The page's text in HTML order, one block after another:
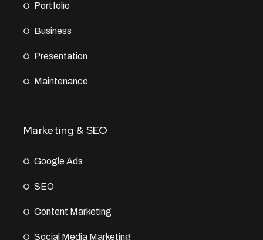
Portfolio
Business
Presentation
Maintenance
Marketing & SEO
Google Ads
SEO
Content Marketing
Social Media Marketing